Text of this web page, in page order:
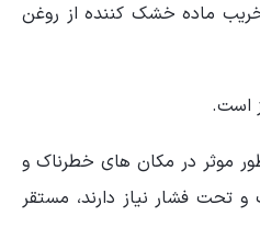
تخریب ماده خشک کننده از روغن
است.
موثر در مکان های خطرناک و
تحت فشار نیاز دارند، مستقر